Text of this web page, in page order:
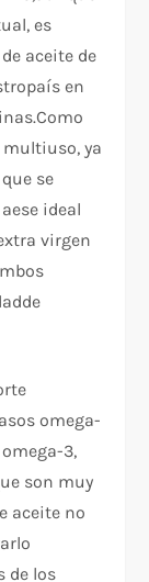
es
aceite de
en
multiuso, ya
se
ideal
virgen
omega-
3,
son muy
aceite no
de los